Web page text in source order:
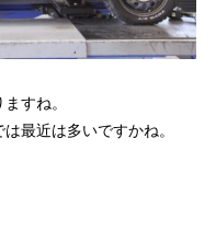
すね。
最近は多いですかね。